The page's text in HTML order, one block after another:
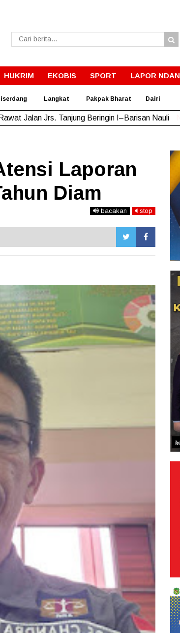
HUKRIM EKOBIS SPORT LAPOR NDAN
Langkat Pakpak Bharat Dairi
Jalan Jrs. Tanjung Beringin I–Barisan Nauli
Laporan
Diam
bacakan stop